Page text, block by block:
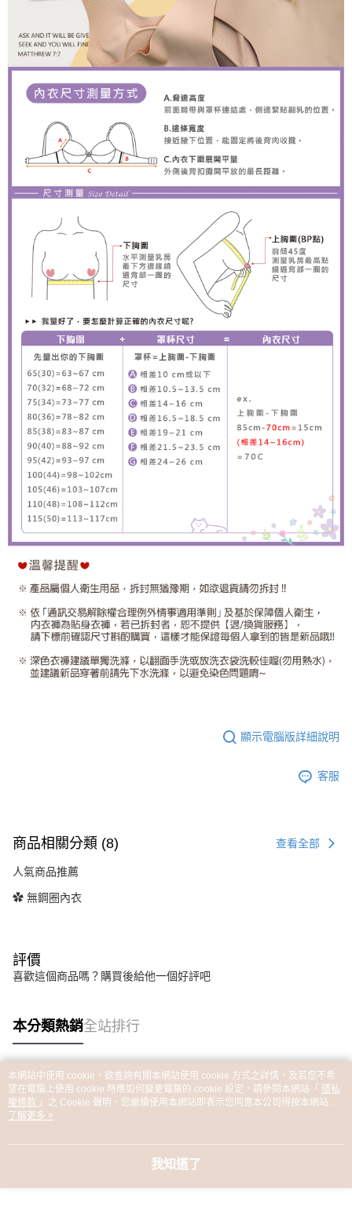
顯示電腦版詳細說明
客服
商品相關分類 (8) 查看全部
人氣商品推薦
✿ 無鋼圈內衣
評價
喜歡這個商品嗎？購買後給他一個好評吧
本分類熱銷全站排行
熱門標籤
本網站中使用 cookie，欲查詢有關本網站使用 cookie 方式之詳情，及若您不希
望在電腦上使用 cookie 時應如何變更電腦的 cookie 設定，請參閱本網站「 隱私
權條款 」之 Cookie 聲明。您繼續使用本網站即表示您同意本公司得按本網站使
用條款之 Cookie 聲明使用 cookie。
了解更多 >
我知道了